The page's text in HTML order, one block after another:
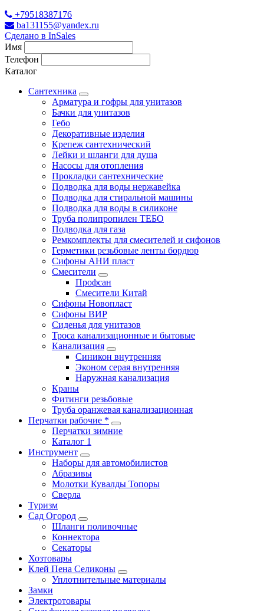
+79518387176
ba131155@yandex.ru
Сделано в InSales
Имя
Телефон
Каталог
Сантехника
Арматура и гофры для унитазов
Бачки для унитазов
Гебо
Декоративные изделия
Крепеж сантехнический
Лейки и шланги для душа
Насосы для отопления
Прокладки сантехнические
Подводка для воды нержавейка
Подводка для стиральной машины
Подводка для воды в силиконе
Труба полипропилен ТЕБО
Подводка для газа
Ремкомплекты для смесителей и сифонов
Герметики резьбовые ленты бордюр
Сифоны АНИ пласт
Смесители
Профсан
Смесители Китай
Сифоны Новопласт
Сифоны ВИР
Сиденья для унитазов
Троса канализационные и бытовые
Канализация
Синикон внутренняя
Эконом серая внутренняя
Наружная канализация
Краны
Фитинги резьбовые
Труба оранжевая канализационная
Перчатки рабочие *
Перчатки зимние
Каталог 1
Инструмент
Наборы для автомобилистов
Абразивы
Молотки Кувалды Топоры
Сверла
Туризм
Сад Огород
Шланги поливочные
Коннектора
Секаторы
Хозтовары
Клей Пена Селиконы
Уплотнительные материалы
Замки
Электротовары